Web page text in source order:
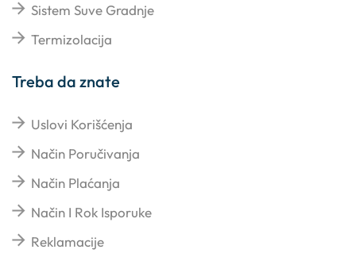
Sistem Suve Gradnje
Termizolacija
Treba da znate
Uslovi Korišćenja
Način Poručivanja
Način Plaćanja
Način I Rok Isporuke
Reklamacije